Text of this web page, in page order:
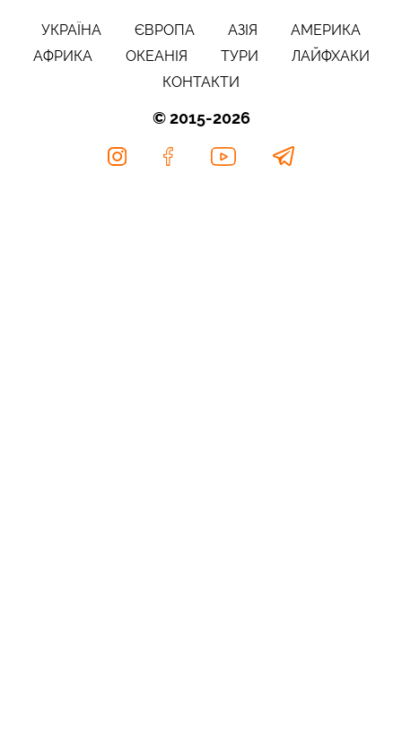
УКРАЇНА ЄВРОПА АЗІЯ
АМЕРИКА
АФРИКА
ОКЕАНІЯ ТУРИ
ЛАЙФХАКИ
КОНТАКТИ
© 2015-2026